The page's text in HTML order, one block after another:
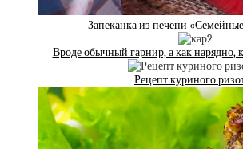
Запеканка из печени
Вроде обычный гарнир, а как нарядно,
Рецепт куриного